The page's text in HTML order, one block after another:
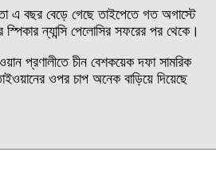
এ বছর বেড়ে গেছে তাইপেতে গত অগাস্টে
স্পিকার ন্যান্সি পেলোসির সফরের পর থেকে।
প্রণালীতে চীন বেশকয়েক দফা সামরিক
ওপর চাপ অনেক বাড়িয়ে দিয়েছে